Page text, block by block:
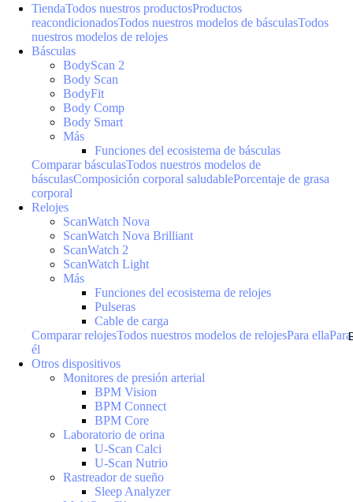
TiendaTodos nuestros productosProductos
reacondicionadosTodos nuestros modelos de básculasTodos
nuestros modelos de relojes
Básculas
BodyScan 2
Body Scan
BodyFit
Body Comp
Body Smart
Más
Funciones del ecosistema de básculas
Comparar básculasTodos nuestros modelos de
básculasComposición corporal saludablePorcentaje de grasa
corporal
Relojes
ScanWatch Nova
ScanWatch Nova Brilliant
ScanWatch 2
ScanWatch Light
Más
Funciones del ecosistema de relojes
Pulseras
Cable de carga
Comparar relojesTodos nuestros modelos de relojesPara ellaPara
él
Otros dispositivos
Monitores de presión arterial
BPM Vision
BPM Connect
BPM Core
Laboratorio de orina
U-Scan Calci
U-Scan Nutrio
Rastreador de sueño
Sleep Analyzer